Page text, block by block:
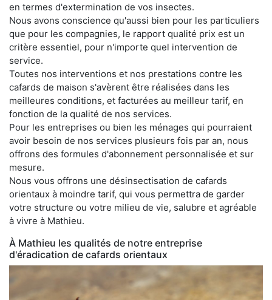
en termes d'extermination de vos insectes.
Nous avons conscience qu'aussi bien pour les particuliers
que pour les compagnies, le rapport qualité prix est un
critère essentiel, pour n'importe quel intervention de
service.
Toutes nos interventions et nos prestations contre les
cafards de maison s'avèrent être réalisées dans les
meilleures conditions, et facturées au meilleur tarif, en
fonction de la qualité de nos services.
Pour les entreprises ou bien les ménages qui pourraient
avoir besoin de nos services plusieurs fois par an, nous
offrons des formules d'abonnement personnalisée et sur
mesure.
Nous vous offrons une désinsectisation de cafards
orientaux à moindre tarif, qui vous permettra de garder
votre structure ou votre milieu de vie, salubre et agréable
à vivre à Mathieu.
À Mathieu les qualités de notre entreprise
d'éradication de cafards orientaux